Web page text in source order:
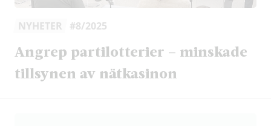
NYHETER #8/2025
Angrep partilotterier – minskade
tillsynen av nätkasinon